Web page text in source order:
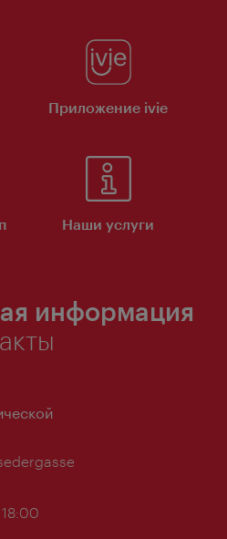
Приложение ivie
Наши услуги
информация